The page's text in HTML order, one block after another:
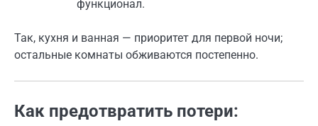
функционал.
Так, кухня и ванная — приоритет для первой ночи;
остальные комнаты обживаются постепенно.
Как предотвратить потери: